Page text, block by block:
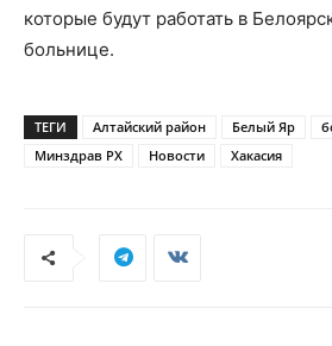
которые будут работать в
больнице.
ТЕГИ Алтайский район Белый Яр
Минздрав РХ
Новости Хакасия